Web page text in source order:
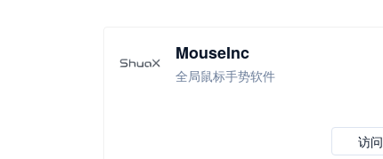
MouseInc
全局鼠标手势软件
访问